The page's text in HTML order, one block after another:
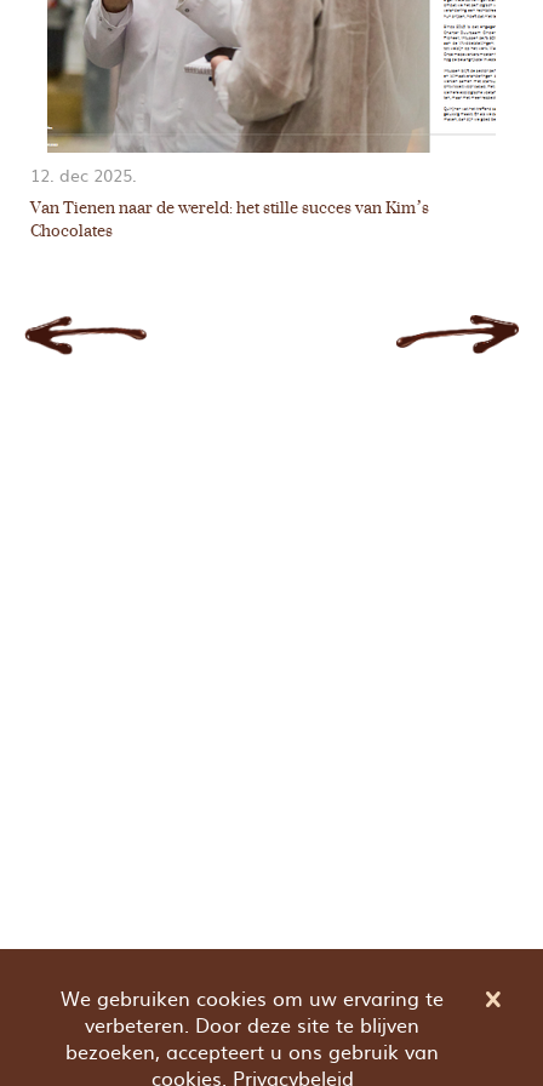
12. dec 2025.
Van Tienen naar de wereld: het stille succes van Kim’s
Chocolates
We gebruiken cookies om uw ervaring te
verbeteren. Door deze site te blijven
bezoeken, accepteert u ons gebruik van
cookies. Privacybeleid